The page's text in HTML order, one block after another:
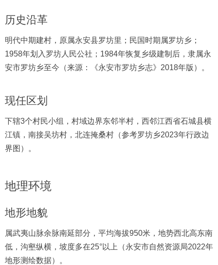
历史沿革
明代中期建村，原属永安县罗坊里；民国时期属罗坊乡；
1958年划入罗坊人民公社；1984年恢复乡级建制后，隶属永
安市罗坊乡至今（来源：《永安市罗坊乡志》2018年版）。
现任区划
下辖3个村民小组，村域边界东邻半村，西邻江西省石城县横
江镇，南接吴坊村，北连掩桑村（参考罗坊乡2023年行政边
界图）。
地理环境
地形地貌
属武夷山脉余脉南延部分，平均海拔950米，地势西北高东南
低，沟壑纵横，坡度多在25°以上（永安市自然资源局2022年
地形测绘数据）。